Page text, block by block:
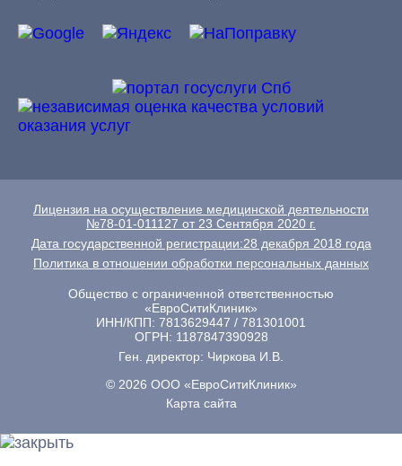
Лицензия на осуществление медицинской деятельности
№78-01-011127 от 23 Сентября 2020 г.
Дата государственной регистрации:28 декабря 2018 года
Политика в отношении обработки персональных данных
Общество с ограниченной ответственностью
«ЕвроСитиКлиник»
ИНН/КПП: 7813629447 / 781301001
ОГРН: 1187847390928
Ген. директор: Чиркова И.В.
© 2026 ООО «ЕвроСитиКлиник»
Карта сайта